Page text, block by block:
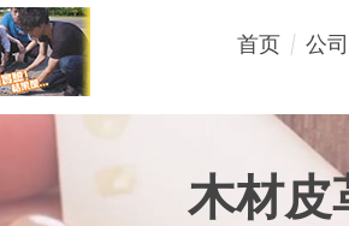
首页 公
木材皮